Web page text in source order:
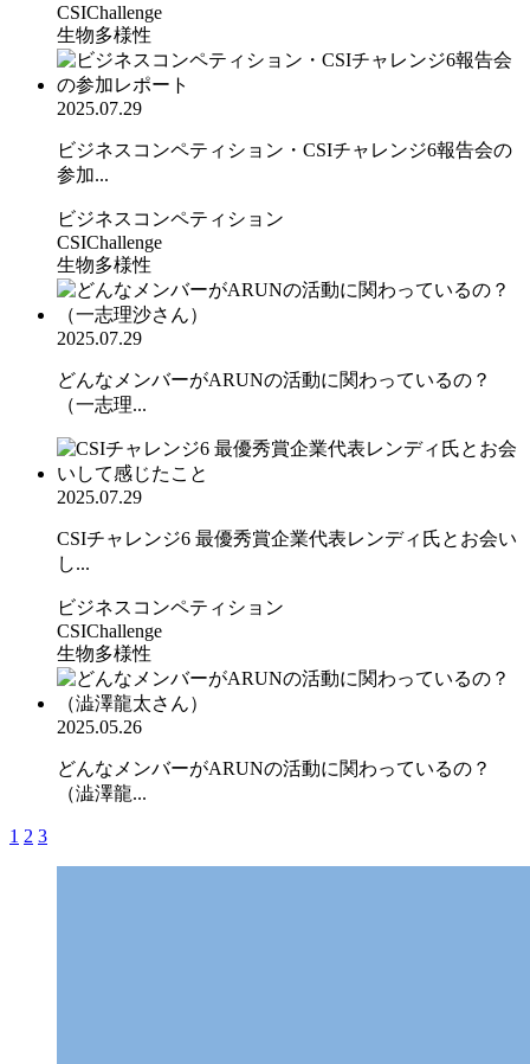
CSIChallenge
生物多様性
2025.07.29
ビジネスコンペティション・CSIチャレンジ6報告会の
参加...
ビジネスコンペティション
CSIChallenge
生物多様性
2025.07.29
どんなメンバーがARUNの活動に関わっているの？
（一志理...
2025.07.29
CSIチャレンジ6 最優秀賞企業代表レンディ氏とお会い
し...
ビジネスコンペティション
CSIChallenge
生物多様性
2025.05.26
どんなメンバーがARUNの活動に関わっているの？
（澁澤龍...
1 2 3